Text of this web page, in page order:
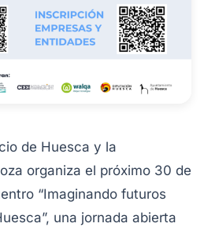
de Huesca y la
organiza el próximo 30 de
“Imaginando futuros
una jornada abierta